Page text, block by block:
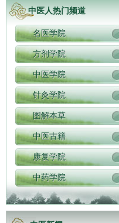
中医人热门频道
名医学院
方剂学院
中医学院
针灸学院
图解本草
中医古籍
康复学院
中药学院